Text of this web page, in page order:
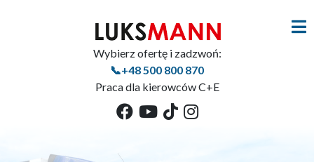
Wybierz ofertę i zadzwoń:
📞+48 500 800 870
Praca dla kierowców C+E